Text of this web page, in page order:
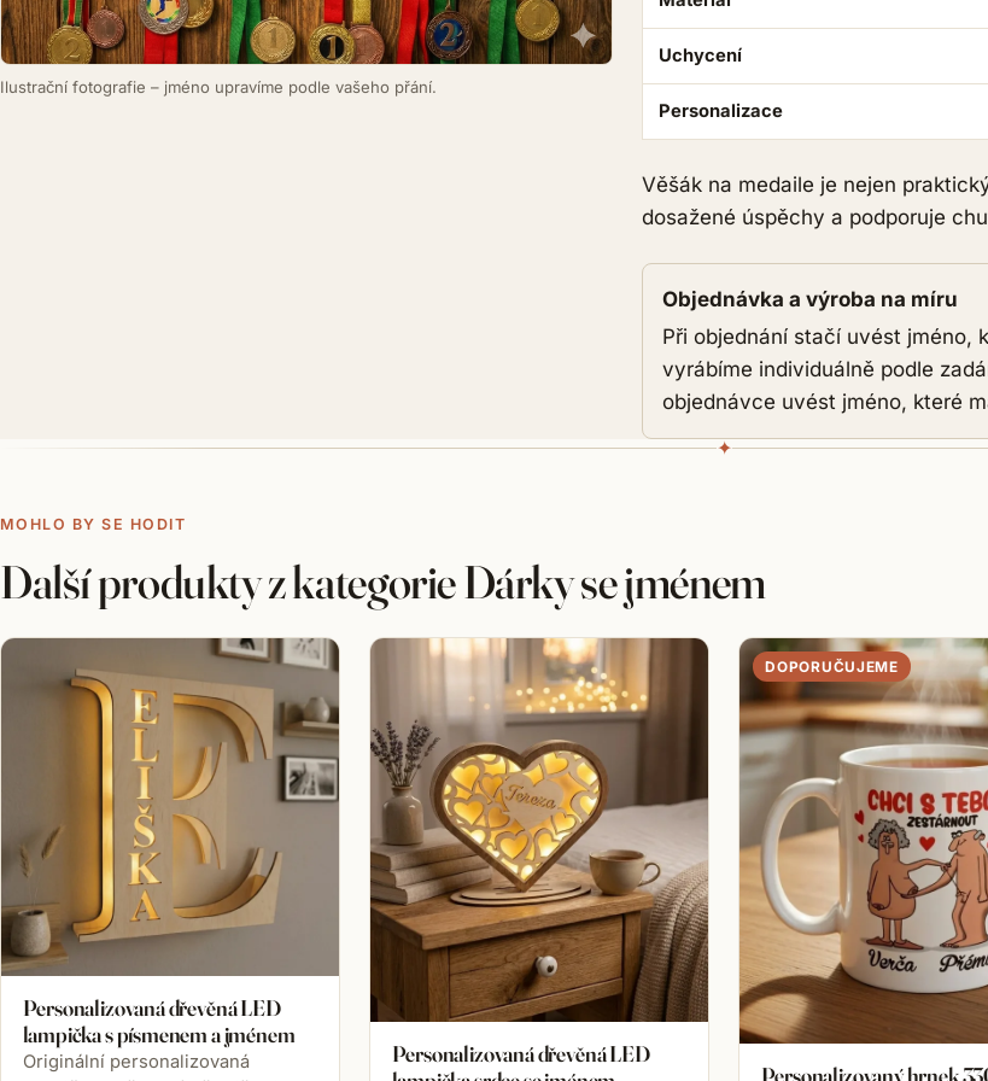
Ilustrační fotografie – jméno upravíme podle vašeho přání.
Uchycení
Personalizace
Věšák na medaile je nejen
dosažené úspěchy a podporuje
Objednávka a výroba na míru
Při objednání stačí uvést jméno,
vyrábíme individuálně podle
objednávce uvést jméno, které
✦
MOHLO BY SE HODIT
Další produkty z kategorie Dárky se jménem
Personalizovaná dřevěná LED
lampička s písmenem a jménem
Originální personalizovaná
Personalizovaná dřevěná LED
DOPORUČUJEME
Personalizovaný hrnek